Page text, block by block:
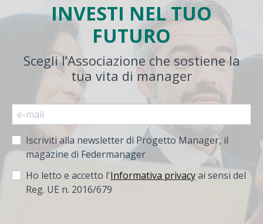
INVESTI NEL TUO
FUTURO
Scegli l’Associazione che sostiene la
tua vita di manager
Iscriviti alla newsletter di Progetto Manager, il
magazine di Federmanager
Ho letto e accetto l'Informativa privacyai sensi del
Reg. UE n. 2016/679